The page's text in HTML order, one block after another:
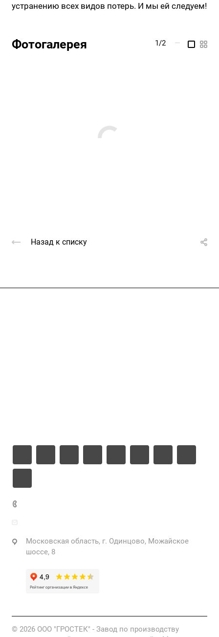
устранению всех видов потерь. И мы ей следуем!
Фотогалерея 1/2 —
Назад к списку
Московская область, г. Одинцово, Можайское
шоссе, 8
© 2026 ООО "ГРОСТЕК" - Завод по производству